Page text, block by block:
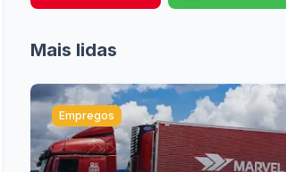
Mais lidas
Empregos